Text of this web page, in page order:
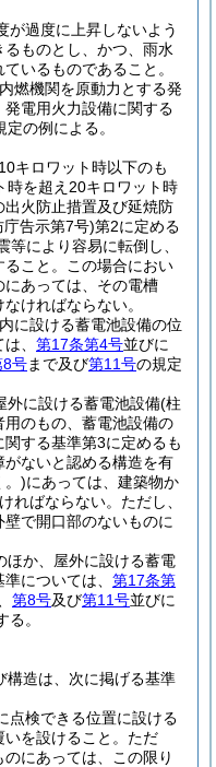
が過度に上昇しないよう
ものとし、かつ、雨水
いるものであること。
燃機関を原動力とする発
電用火力設備に関する
の例による。
キロワット時以下のも
時を超え20キロワット時
火防止措置及び延焼防
告示第7号)第2に定める
等により容易に転倒し、
こと。
この場合におい
あっては、その電槽
ければならない。
に設ける蓄電池設備の位
、 第17条第4号並びに
8号まで及び第11号の規定
外に設ける蓄電池設備(柱
用のもの、蓄電池設備の
する基準第3に定めるも
ないと認める構造を有
。)にあっては、建築物か
ればならない。 ただし、
で開口部のないものに
ほか、屋外に設ける蓄電
については、 第17条第
第8号及び第11号並びに
。
構造は、次に掲げる基準
点検できる位置に設ける
を設けること。 ただ
にあっては、この限り